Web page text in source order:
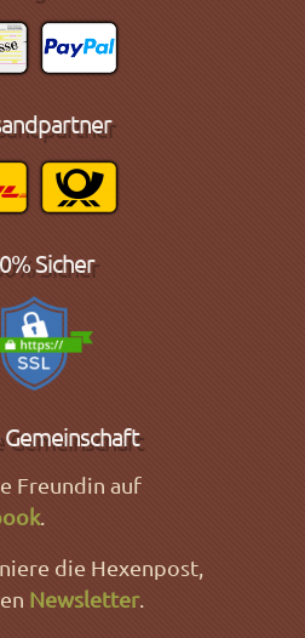
Sicher
Freundin auf
.
die Hexenpost,
Newsletter.